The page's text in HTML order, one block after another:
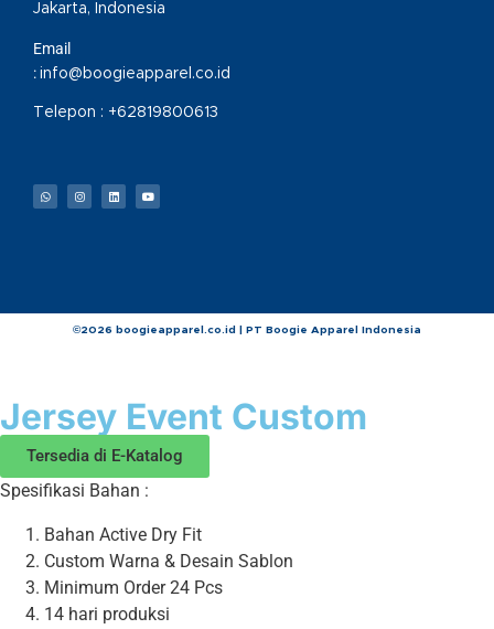
Jakarta, Indonesia
Email
: info@boogieapparel.co.id
Telepon : +62819800613
©2026 boogieapparel.co.id | PT Boogie Apparel Indonesia
Jersey Event Custom
Tersedia di E-Katalog
Spesifikasi Bahan :
Bahan Active Dry Fit
Custom Warna & Desain Sablon
Minimum Order 24 Pcs
14 hari produksi